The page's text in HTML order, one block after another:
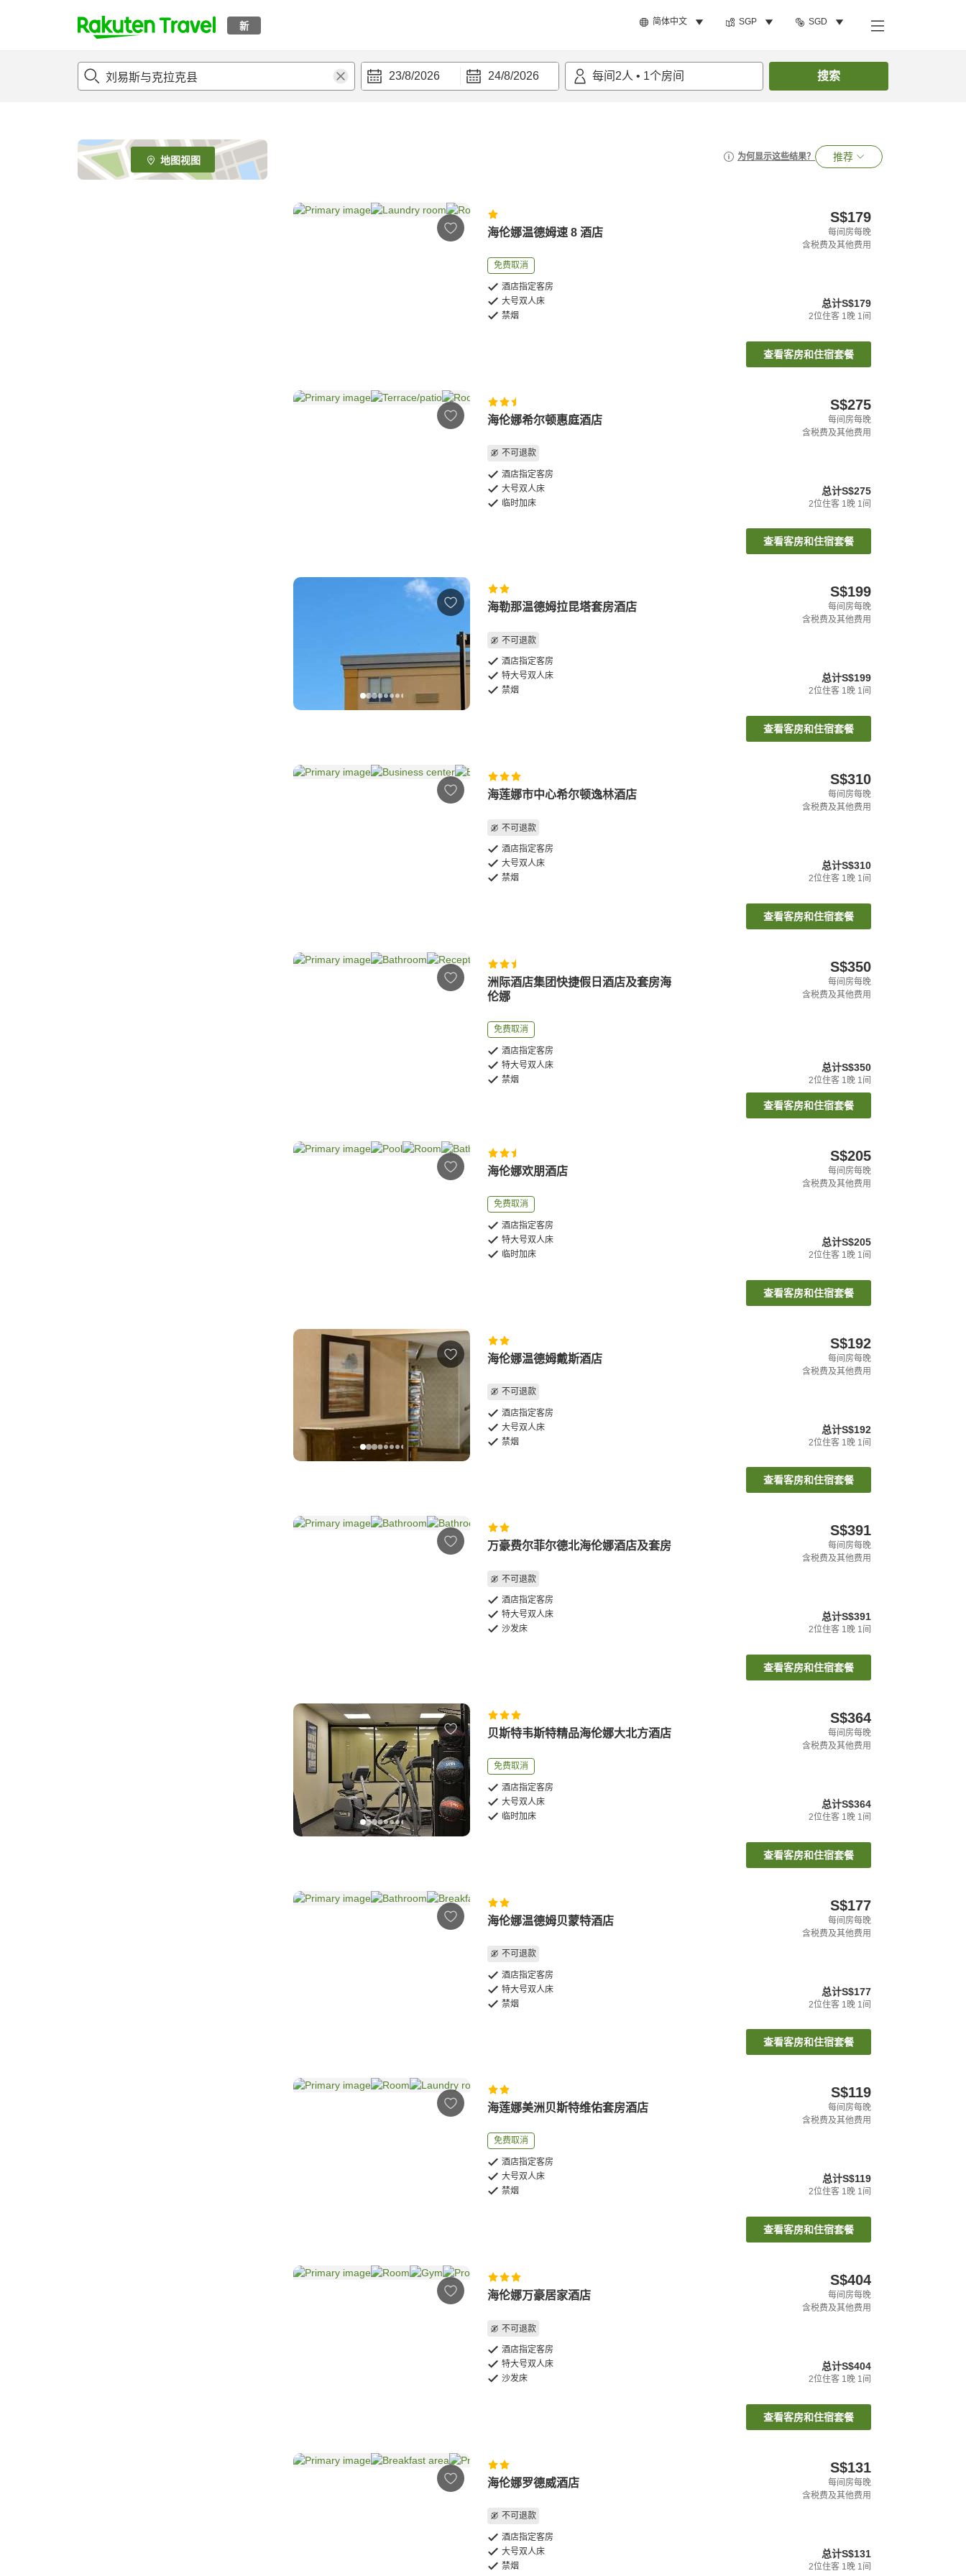
新 简体中文 SGP SGD
t
p
e
_
s
23/8/2026 24/8/2026 每间 2人 • 1个房间 搜索
地图视图 为何显示这些结果？ 推荐
海伦娜温德姆速 8 酒店
免费取消
酒店指定客房
大号双人床
禁烟
S$179
每间房每晚
含税费及其他费用
总计S$179
2位住客 1晚 1间
查看客房和住宿套餐
海伦娜希尔顿惠庭酒店
不可退款
酒店指定客房
大号双人床
临时加床
S$275
每间房每晚
含税费及其他费用
总计S$275
2位住客 1 晚 1 间
查看客房和住宿套餐
海勒那温德姆拉昆塔套房酒店
不可退款
酒店指定客房
特大号双人床
禁烟
S$199
每间房每晚
含税费及其他费用
总计S$199
2位住客 1晚 1间
查看客房和住宿套餐
海莲娜市中心希尔顿逸林酒店
不可退款
酒店指定客房
大号双人床
禁烟
S$310
每间房每晚
含税费及其他费用
总计S$310
2位住客 1晚 1间
查看客房和住宿套餐
洲际酒店集团快捷假日酒店及套房海
伦娜
免费取消
酒店指定客房
特大号双人床
禁烟
S$350
每间房每晚
含税费及其他费用
总计S$350
2位住客 1晚 1间
查看客房和住宿套餐
海伦娜欢朋酒店
免费取消
酒店指定客房
特大号双人床
临时加床
S$205
每间房每晚
含税费及其他费用
总计S$205
2位住客 1晚 1间
查看客房和住宿套餐
海伦娜温德姆戴斯酒店
不可退款
酒店指定客房
大号双人床
禁烟
S$192
每间房每晚
含税费及其他费用
总计S$192
2位住客 1 晚 1 间
查看客房和住宿套餐
万豪费尔菲尔德北海伦娜酒店及套房
不可退款
酒店指定客房
特大号双人床
沙发床
S$391
每间房每晚
含税费及其他费用
总计S$391
2位住客 1晚 1间
查看客房和住宿套餐
贝斯特韦斯特精品海伦娜大北方酒店
免费取消
酒店指定客房
大号双人床
临时加床
S$364
每间房每晚
含税费及其他费用
总计S$364
2位住客 1晚 1间
查看客房和住宿套餐
海伦娜温德姆贝蒙特酒店
不可退款
酒店指定客房
特大号双人床
禁烟
S$177
每间房每晚
含税费及其他费用
总计S$177
2位住客 1 晚 1 间
查看客房和住宿套餐
海莲娜美洲贝斯特维佑套房酒店
免费取消
酒店指定客房
大号双人床
禁烟
S$119
每间房每晚
含税费及其他费用
总计S$119
2位住客 1晚 1间
查看客房和住宿套餐
海伦娜万豪居家酒店
不可退款
酒店指定客房
特大号双人床
沙发床
S$404
每间房每晚
含税费及其他费用
总计S$404
2位住客 1晚 1间
查看客房和住宿套餐
海伦娜罗德威酒店
不可退款
酒店指定客房
大号双人床
禁烟
S$131
每间房每晚
含税费及其他费用
总计S$131
2位住客 1晚 1间